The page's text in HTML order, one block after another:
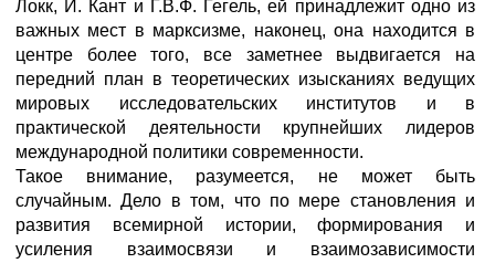
Локк, И. Кант и Г.В.Ф. Гегель, ей принадлежит одно из
важных мест в марксизме, наконец, она находится в
центре более того, все заметнее выдвигается на
передний план в теоретических изысканиях ведущих
мировых исследовательских институтов и в
практической деятельности крупнейших лидеров
международной политики современности.
Такое внимание, разумеется, не может быть
случайным. Дело в том, что по мере становления и
развития всемирной истории, формирования и
усиления взаимосвязи и взаимозависимости